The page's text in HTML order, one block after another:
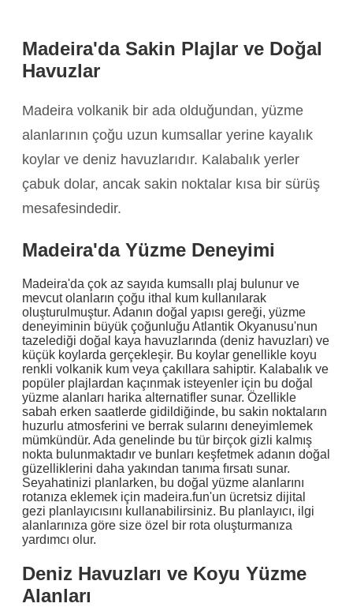
Madeira'da Sakin Plajlar ve Doğal
Havuzlar
Madeira volkanik bir ada olduğundan, yüzme
alanlarının çoğu uzun kumsallar yerine kayalık
koylar ve deniz havuzlarıdır. Kalabalık yerler
çabuk dolar, ancak sakin noktalar kısa bir sürüş
mesafesindedir.
Madeira'da Yüzme Deneyimi
Madeira'da çok az sayıda kumsallı plaj bulunur ve
mevcut olanların çoğu ithal kum kullanılarak
oluşturulmuştur. Adanın doğal yapısı gereği, yüzme
deneyiminin büyük çoğunluğu Atlantik Okyanusu'nun
tazelediği doğal kaya havuzlarında (deniz havuzları) ve
küçük koylarda gerçekleşir. Bu koylar genellikle koyu
renkli volkanik kum veya çakıllara sahiptir. Kalabalık ve
popüler plajlardan kaçınmak isteyenler için bu doğal
yüzme alanları harika alternatifler sunar. Özellikle
sabah erken saatlerde gidildiğinde, bu sakin noktaların
huzurlu atmosferini ve berrak sularını deneyimlemek
mümkündür. Ada genelinde bu tür birçok gizli kalmış
nokta bulunmaktadır ve bunları keşfetmek adanın doğal
güzelliklerini daha yakından tanıma fırsatı sunar.
Seyahatinizi planlarken, bu doğal yüzme alanlarını
rotanıza eklemek için madeira.fun'un ücretsiz dijital
gezi planlayıcısını kullanabilirsiniz. Bu planlayıcı, ilgi
alanlarınıza göre size özel bir rota oluşturmanıza
yardımcı olur.
Deniz Havuzları ve Koyu Yüzme
Alanları